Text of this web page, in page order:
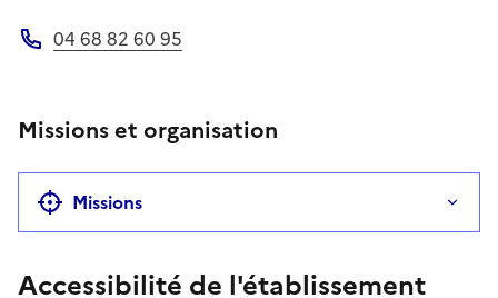
04 68 82 60 95
Missions et organisation
Missions
Accessibilité de l'établissement